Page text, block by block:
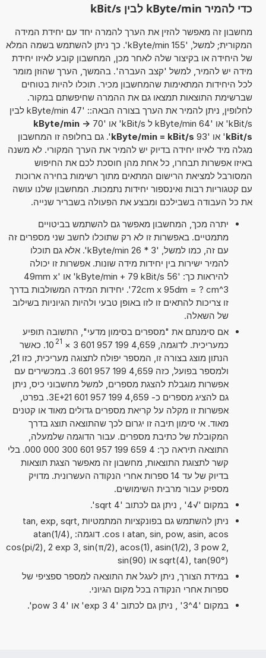
כדי להמיר kByte/min לבין kBit/s
מחשבון זה מאפשר להזין את הערך להמרה יחד עם יחידת המידה
המקורית; למשל, '155 kByte/min'. כך ניתן להשתמש בשמה המלא
של היחידה או בקיצור שלה לאחר מכן, המחשבון קובע לאיזו יחידת
מידה יש להמיר, למשל 'קצב העברה'. בהמשך, הערך שהוזן מומר
לכל היחידות המתאימות שהמחשבון מכיר. תוכלו להיות בטוחים
שברשימת התוצאות תמצאו גם את ההמרה שחיפשתם במקור.
לחלופין, ניתן להמיר את הערך בצורה הבאה:: '47 kByte/min לבין
kBit/s' או '64 kByte/min ל kBit/s' או '70
kByte/min ->
kBit/s' או '93 kByte/min = kBit/s'. גם בחלופה זו המחשבון
מגלה מיד לאיזו יחידה בדיוק יש להמיר את הערך המקורי. לא משנה
באיזו אפשרות תבחרו, כל אחת מהן חוסכת לכם את החיפוש
המסורבל למציאת הרישום המתאים מתוך רשימות בחירה ארוכות
עם קטגוריות רבות ואינספור יחידות נתמכות. המחשבון שלנו עושה
את כל העבודה בשבילכם ומבצע את הפעולה בשבריר שנייה.
יתרה מכך, המחשבון מאפשר גם להשתמש בביטויים
מתמטיים. באפשרות זו לא רק שתוכלו לחשב שני מספרים זה
עם זה, כמו למשל, '3 * 26 kByte/min'. אלא גם תוכלו
להמיר ישירות בין יחידות מידה שונות. אפשרות זו יכולה
להיראות כך: '56 kByte/min + 79 kBit/s' או '49mm x
72cm x 95dm = ? cm^3'. יחידות המידה המשולבות בדרך
זו צריכות להתאים זו לזו באופן טבעי ולהיות הגיוניות בשילוב
של השאלה.
אם סימנתם את "מספרים בסימון מדעי", התשובה תופיע
כמעריכית. לדוגמה, 4,659 199 957 601 3
×
10 21
. כאשר
ולמספר בפועל, כזה 4,659 199 957 601 3. במכשירים עם
אפשרות מוגבלת להצגת מספרים, למשל מחשבוני כיס, ניתן
גם להציג מספרים כ- 4,659 199 957 601 3E+21. בפרט,
אפשרות זו מקלה על קריאת מספרים גדולים מאוד או קטנים
מאוד. אי סימון תיבה זו יגרום לכך שהתוצאה תוצג בדרך
המקובלת של כתיבת מספרים. עבור הדוגמה שלמעלה,
התוצאה תיראה כך: 4 659 199 957 601 300 000 000. בלי
קשר לתצוגת התוצאות, מחשבון זה מאפשר הצגת תוצאות
בדיוק של עד 14 ספרות אחרי הנקודה העשרונית. מדויק
מספיק עבור מרבית השימושים.
במקום '√4' , ניתן גם לכתוב 'sqrt 4'.
ניתן להשתמש גם בפונקציות המתמטיות tan, exp, sqrt,
atan, sin, pow, asin, acos ו cos. דוגמה: atan(1/4),
cos(pi/2), 2 exp 3, sin(π/2), acos(1), asin(1/2), 3 pow 2,
sqrt(4), tan(90°) או sin(90)
במידת הצורך, ניתן לעגל את התוצאה למספר ספציפי של
ספרות אחרי הנקודה בכל מקום הגיוני.
במקום '4^3' , ניתן גם לכתוב '4 exp 3' או '4 pow 3'.